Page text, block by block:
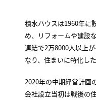
積水ハウスは1960年に
め、リフォームや建設
連結で2万8000人以上
なり、住まいに特化し
2020年の中期経営計画
会社設立当初は戦後の